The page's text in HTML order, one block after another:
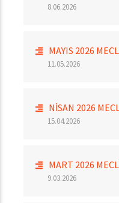
8.06.2026
MAYIS 2026
11.05.2026
NİSAN 2026
15.04.2026
MART 2026
9.03.2026